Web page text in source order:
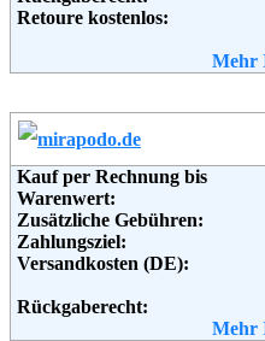
Telefon:
Weiterführende
Informationen:
Retoure kostenlos:
Weitere Zahlungsmethoden:
Adresse:
Soziale Kanäle:
Mehr
Kauf per Rechnung bis
Warenwert:
Zusätzliche Gebühren:
Zahlungsziel:
Versandkosten (DE):
Rückgaberecht:
Mehr